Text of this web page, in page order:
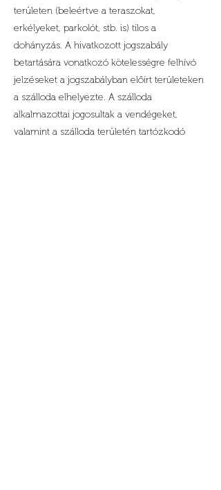
területen (beleértve a teraszokat,
erkélyeket, parkolót, stb. is) tilos a
dohányzás. A hivatkozott jogszabály
betartására vonatkozó kötelességre felhívó
jelzéseket a jogszabályban előírt területeken
a szálloda elhelyezte. A szálloda
alkalmazottai jogosultak a vendégeket,
valamint a szálloda területén tartózkodó